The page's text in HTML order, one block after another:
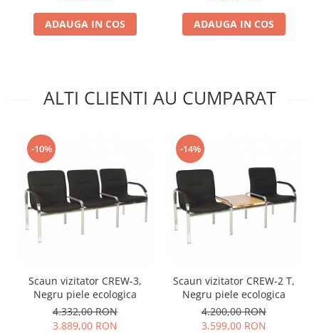
ADAUGA IN COS ADAUGA IN COS
ALTI CLIENTI AU CUMPARAT
-10%
Scaun vizitator CREW-3,
Negru piele ecologica
4.332,00 RON
3.889,00 RON
-14%
Scaun vizitator CREW-2 T,
Negru piele ecologica
4.200,00 RON
3.599,00 RON